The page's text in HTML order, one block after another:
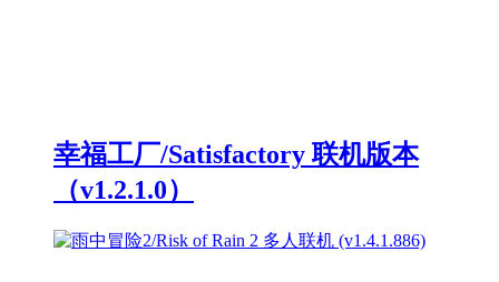
幸福工厂/Satisfactory 联机版本
（v1.2.1.0）